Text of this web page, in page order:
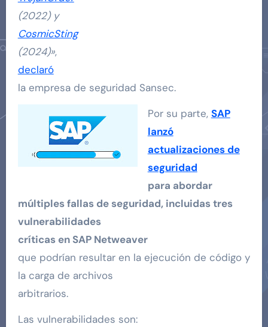
(2022) y
CosmicSting
(2024)»,
declaró
la empresa de seguridad Sansec.
Por su parte, SAP
lanzó
actualizaciones de
seguridad
para abordar
múltiples fallas de seguridad, incluidas tres
vulnerabilidades
críticas en SAP Netweaver
que podrían resultar en la ejecución de código y
la carga de archivos
arbitrarios.
Las vulnerabilidades son: